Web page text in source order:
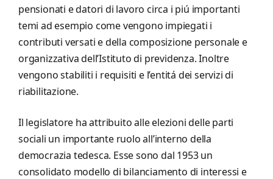
pensionati e datori di lavoro circa i piú importanti
temi ad esempio come vengono impiegati i
contributi versati e della composizione personale e
organizzativa dell’Istituto di previdenza. Inoltre
vengono stabiliti i requisiti e l’entitá dei servizi di
riabilitazione.
Il legislatore ha attribuito alle elezioni delle parti
sociali un importante ruolo all’interno della
democrazia tedesca. Esse sono dal 1953 un
consolidato modello di bilanciamento di interessi e